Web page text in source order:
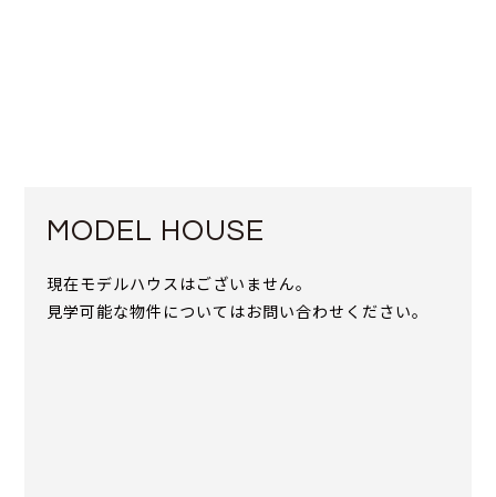
MODEL HOUSE
現在モデルハウスはございません。
見学可能な物件についてはお問い合わせください。